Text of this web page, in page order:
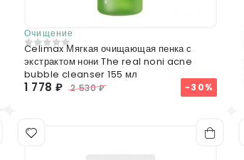
Очищение
0из 5
Celimax Мягкая очищающая пенка с
экстрактом нони The real noni acne
bubble cleanser 155 мл
1 778 ₽ 2 530 ₽ -30%